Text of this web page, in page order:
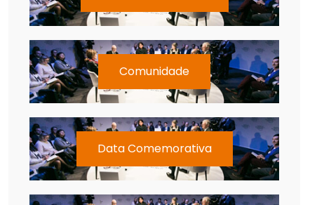
Comunidade
Data Comemorativa